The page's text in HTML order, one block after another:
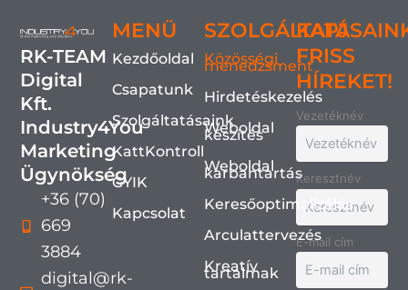
RK-TEAM
Digital
Kft.
Industry4You
Marketing
Ügynökség
+36 (70)
669
3884
digital@rk-
MENÜ
Kezdőoldal
Csapatunk
Szolgáltatásaink
KattKontroll
GYIK
Kapcsolat
Közösségi
menedzsment
Hirdetéskezelés
Weboldal
készítés
Weboldal
karbantartás
Keresőoptimalizálás
Arculattervezés
Kreatív
tartalmak
KAPJ
FRISS
HÍREKET!
Vezetéknév
Keresztnév
E-mail cím